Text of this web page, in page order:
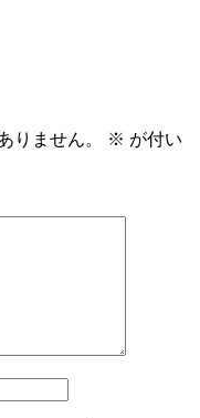
りません。 ※ が付い